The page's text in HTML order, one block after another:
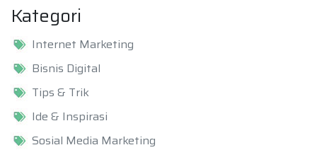
Kategori
Internet Marketing
Bisnis Digital
Tips & Trik
Ide & Inspirasi
Sosial Media Marketing